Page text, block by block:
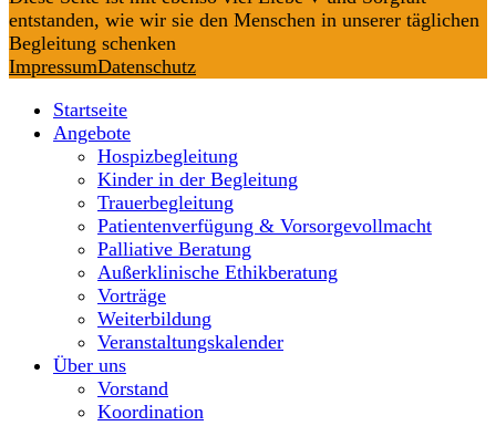
entstanden, wie wir sie den Menschen in unserer täglichen
Begleitung schenken
ImpressumDatenschutz
Startseite
Angebote
Hospizbegleitung
Kinder in der Begleitung
Trauerbegleitung
Patientenverfügung & Vorsorgevollmacht
Palliative Beratung
Außerklinische Ethikberatung
Vorträge
Weiterbildung
Veranstaltungskalender
Über uns
Vorstand
Koordination